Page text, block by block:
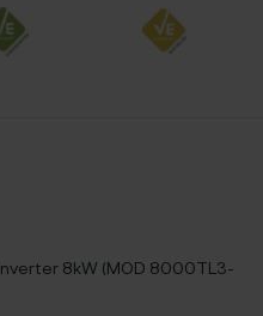
8kW (MOD 8000TL3-